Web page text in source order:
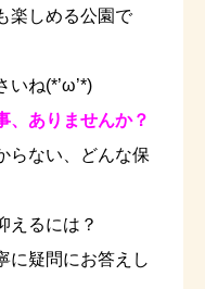
楽しめる公園で
いね(*’ω’*)
、ありませんか？
らない、どんな保
えるには？
に疑問にお答えし